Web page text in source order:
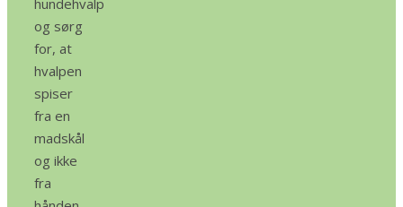
hundehvalp
og sørg
for, at
hvalpen
spiser
fra en
madskål
og ikke
fra